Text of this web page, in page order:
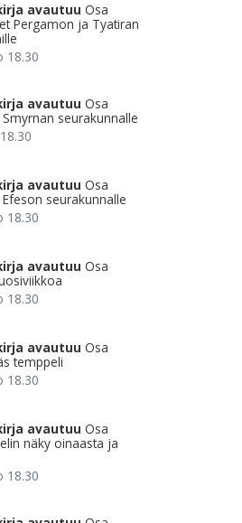
avautuu Osa
Pergamon ja Tyatiran
18.30
avautuu Osa
seurakunnalle
avautuu Osa
seurakunnalle
18.30
avautuu Osa
18.30
avautuu Osa
temppeli
18.30
avautuu Osa
näky oinaasta ja
18.30